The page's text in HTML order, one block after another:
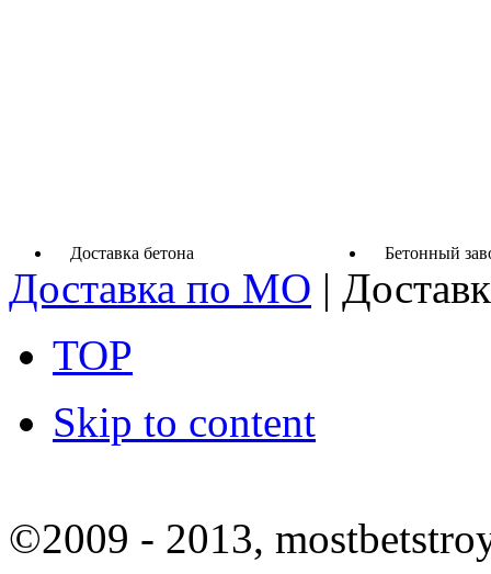
Доставка бетона Бетонный
Доставка по МО |
TOP
Skip to content
©2009 - 2013,